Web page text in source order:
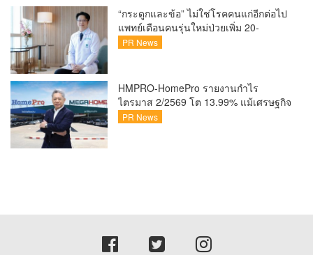
แล้ว
“กระดูกและข้อ” ไม่ใช่โรคคนแก่อีกต่อไป
แพทย์เตือนคนรุ่นใหม่ป่วยเพิ่ม 20-
30% เสี่ยง ‘ข้อเข่าเสื่อมก่อนวัย’ จาก
PR News
HMPRO-HomePro รายงานกำไร
ไตรมาส 2/2569 โต 13.99% แม้เศรษฐกิจ
ผันผวนเดินหน้าขยายสาขา เสริมพอร์ต
PR News